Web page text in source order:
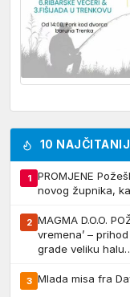
10
1
PROMJENE
novog župnika,
2 MAGMA D.O.O.
vremena’ –
grade veliku
3 Mlada misa fra